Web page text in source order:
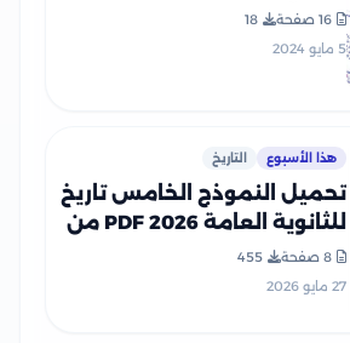
مدرسة المؤرخين)
16 صفحة
18
5 مايو 2024
هذا الأسبوع التاريخ
تحميل النموذج الخامس تاريخ
للثانوية العامة 2026 PDF من
نماذج الوزارة
8 صفحة
455
27 مايو 2026